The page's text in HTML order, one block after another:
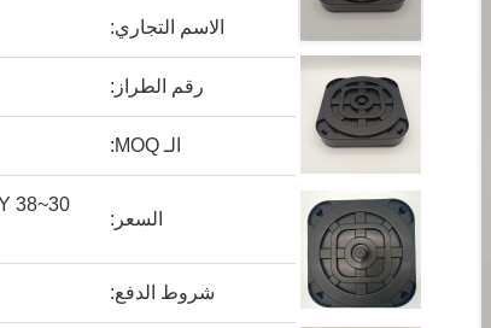
الاسم التجاري:
رقم الطراز:
الـ MOQ:
السعر:
شروط الدفع: